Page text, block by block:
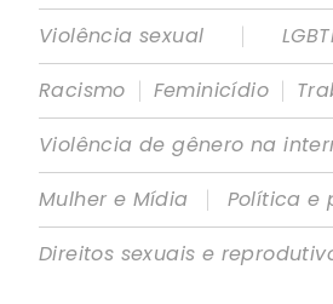
Violência sexual
|
Racismo | Feminicídio |
Violência de gênero na
Mulher e Mídia
|
Política e
Direitos sexuais e